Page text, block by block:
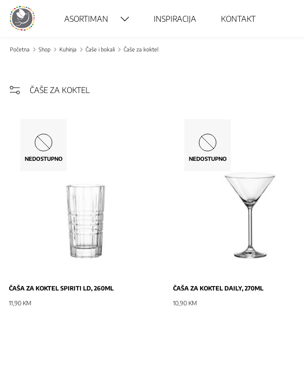
ASORTIMAN INSPIRACIJA KONTAKT
Početna Shop Kuhinja Čaše i bokali Čaše za koktel
ČAŠE ZA KOKTEL
NEDOSTUPNO
ČAŠA ZA KOKTEL SPIRITI LD, 260ML
11,90 KM
NEDOSTUPNO
ČAŠA ZA KOKTEL DAILY, 270ML
10,90 KM